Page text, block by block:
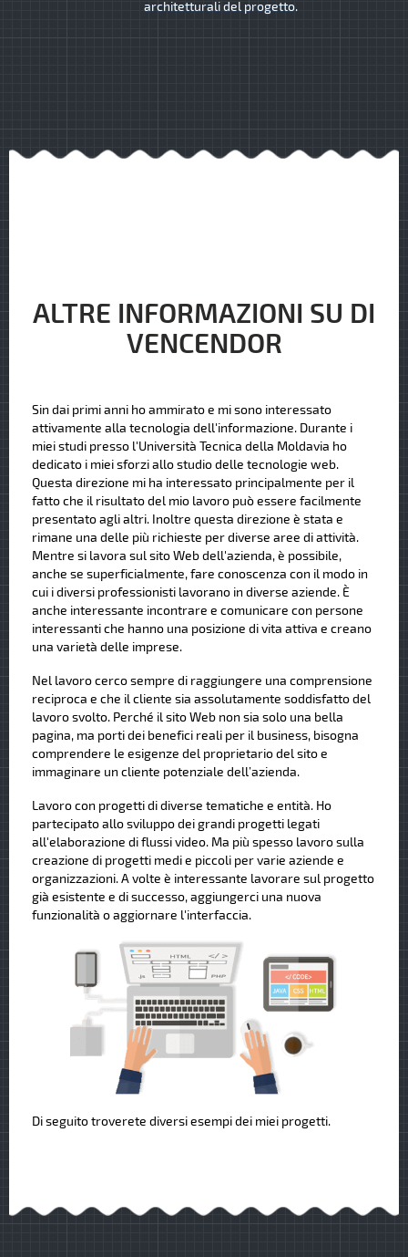
architetturali del progetto.
ALTRE INFORMAZIONI SU DI
VENCENDOR
Sin dai primi anni ho ammirato e mi sono interessato
attivamente alla tecnologia dell'informazione. Durante i
miei studi presso l'Università Tecnica della Moldavia ho
dedicato i miei sforzi allo studio delle tecnologie web.
Questa direzione mi ha interessato principalmente per il
fatto che il risultato del mio lavoro può essere facilmente
presentato agli altri. Inoltre questa direzione è stata e
rimane una delle più richieste per diverse aree di attività.
Mentre si lavora sul sito Web dell'azienda, è possibile,
anche se superficialmente, fare conoscenza con il modo in
cui i diversi professionisti lavorano in diverse aziende. È
anche interessante incontrare e comunicare con persone
interessanti che hanno una posizione di vita attiva e creano
una varietà delle imprese.
Nel lavoro cerco sempre di raggiungere una comprensione
reciproca e che il cliente sia assolutamente soddisfatto del
lavoro svolto. Perché il sito Web non sia solo una bella
pagina, ma porti dei benefici reali per il business, bisogna
comprendere le esigenze del proprietario del sito e
immaginare un cliente potenziale dell’azienda.
Lavoro con progetti di diverse tematiche e entità. Ho
partecipato allo sviluppo dei grandi progetti legati
all'elaborazione di flussi video. Ma più spesso lavoro sulla
creazione di progetti medi e piccoli per varie aziende e
organizzazioni. A volte è interessante lavorare sul progetto
già esistente e di successo, aggiungerci una nuova
funzionalità o aggiornare l'interfaccia.
Di seguito troverete diversi esempi dei miei progetti.